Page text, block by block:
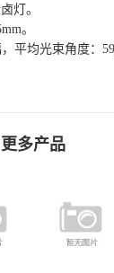
灯。
。
平均光束角度：59
更多产品
合
FYD-1000铝合
金压铸灯具
（圆泡）